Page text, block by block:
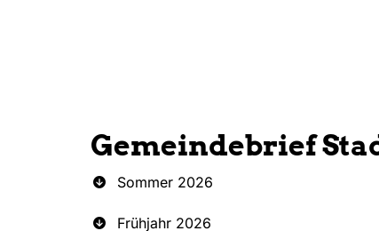
Gemeindebrief
Sommer 2026
Frühjahr 2026